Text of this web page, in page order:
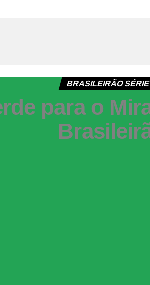
BRASILEIRÃO SÉRIE
para o